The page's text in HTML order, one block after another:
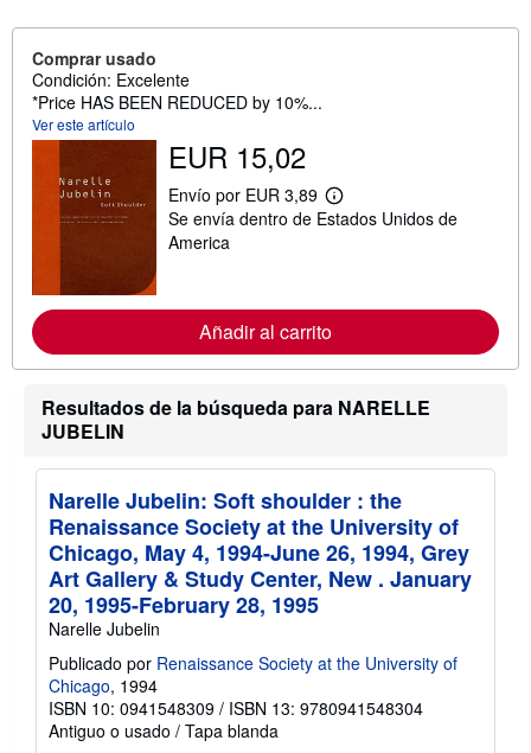
Comprar usado
Condición: Excelente
*Price HAS BEEN REDUCED by 10%...
Ver este artículo
EUR 15,02
Envío por EUR 3,89
M
á
o
ó
o
r
e
l
a
s
f
s
d
Se envía dentro de Estados Unidos de
America
Añadir al carrito
Resultados de la búsqueda para NARELLE
JUBELIN
Narelle Jubelin: Soft shoulder : the
Renaissance Society at the University of
Chicago, May 4, 1994-June 26, 1994, Grey
Art Gallery & Study Center, New . January
20, 1995-February 28, 1995
Narelle Jubelin
Publicado por Renaissance Society at the University of
Chicago, 1994
ISBN 10: 0941548309 / ISBN 13: 9780941548304
Antiguo o usado / Tapa blanda